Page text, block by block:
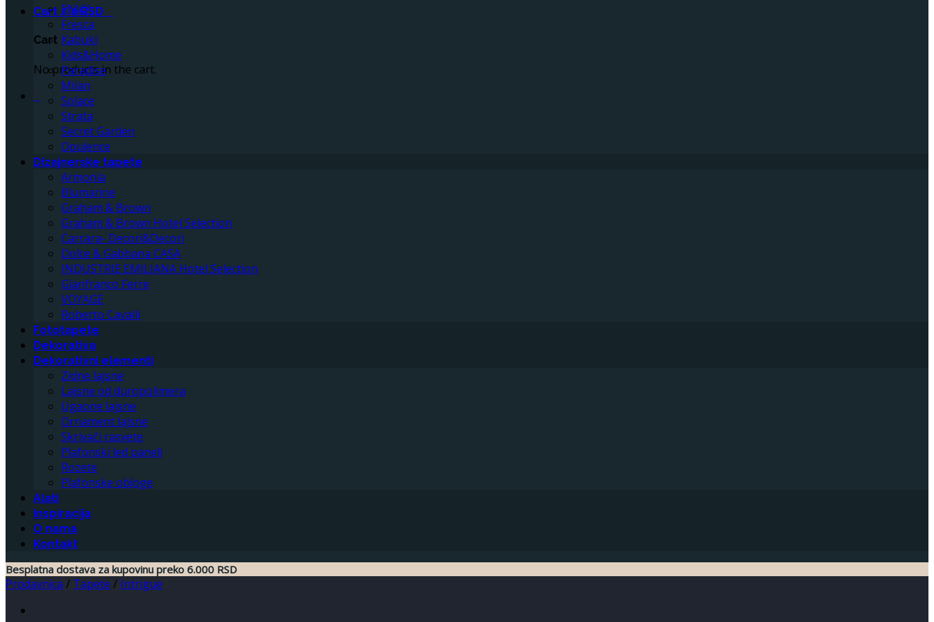
Cart /0RSD
Cart
No products in the cart.
ENVY
Fresca
Kabuki
Kids&Home
Paradise
Milan
Solace
Strata
Secret Garden
Opulence
Dizajnerske tapete
Armonia
Blumarine
Graham & Brown
Graham & Brown Hotel Selection
Carrara- Decori&Decori
Dolce & Gabbana CASA
INDUSTRIE EMILIANA Hotel Selection
Gianfranco Ferre
VOYAGE
Roberto Cavalli
Fototapete
Dekorativa
Dekorativni elementi
Zidne lajsne
Lajsne od duropolimera
Ugaone lajsne
Ornament lajsne
Skrivači rasvete
Plafonski led paneli
Rozete
Plafonske obloge
Alati
Inspiracija
O nama
Kontakt
Besplatna dostava za kupovinu preko 6.000 RSD
Prodavnica / Tapete / Intrigue